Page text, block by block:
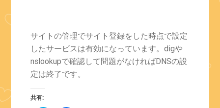
サイトの管理でサイト登録をした時点で設定
したサービスは有効になっています。digや
nslookupで確認して問題がなければDNSの設
定は終了です。
共有: